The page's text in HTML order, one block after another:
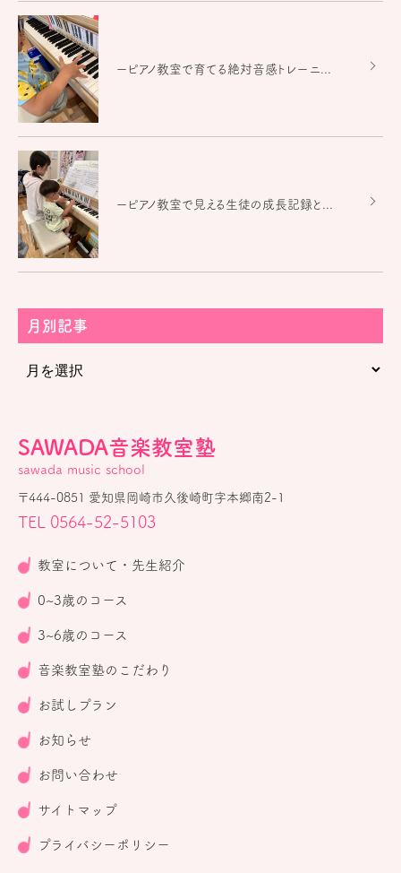
ーピアノ教室で育てる絶対音感トレーニ...
ーピアノ教室で見える生徒の成長記録と...
月別記事
SAWADA音楽教室塾
sawada music school
〒444-0851 愛知県岡崎市久後崎町字本郷南2-1
TEL 0564-52-5103
教室について・先生紹介
0~3歳のコース
3~6歳のコース
音楽教室塾のこだわり
お試しプラン
お知らせ
お問い合わせ
サイトマップ
プライバシーポリシー